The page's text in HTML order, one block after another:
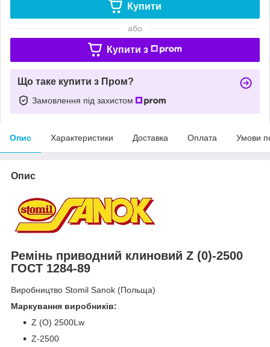
Купити
або
Купити з
Що таке купити з Пром?
Замовлення під захистом
Опис Характеристики Доставка Оплата Умови
Опис
Ремінь приводний клиновий Z (0)-2500
ГОСТ 1284-89
Виробництво Stomil Sanok (Польща)
Маркування виробників:
Z (О) 2500Lw
Z-2500